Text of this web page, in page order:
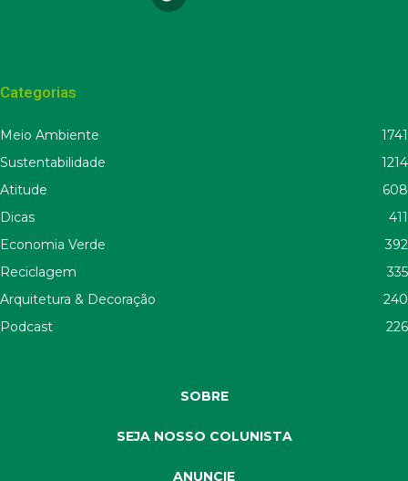
Categorias
Meio Ambiente
1741
Sustentabilidade
1214
Atitude
608
Dicas
411
Economia Verde
392
Reciclagem
335
Arquitetura & Decoração
240
Podcast
226
SOBRE
SEJA NOSSO COLUNISTA
ANUNCIE